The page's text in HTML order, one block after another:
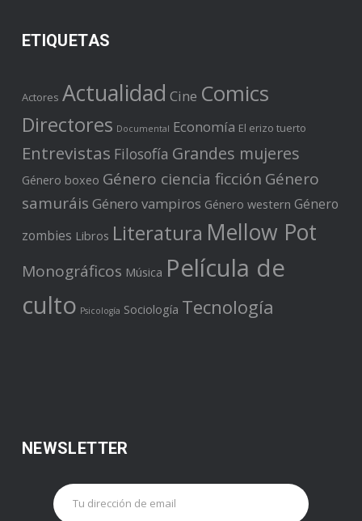
ETIQUETAS
Actores Actualidad Cine Comics
Directores Documental Economía El erizo tuerto
Entrevistas Filosofía Grandes mujeres
Género boxeo Género ciencia ficción Género
samuráis Género vampiros Género western Género
zombies Libros Literatura Mellow Pot
Monográficos Música Película de
culto Psicología Sociología Tecnología
NEWSLETTER